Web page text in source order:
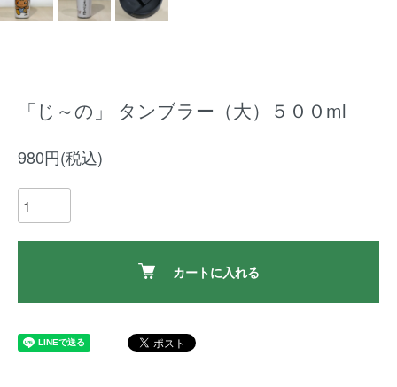
「じ～の」 タンブラー（大）５００ml
980円(税込)
カートに入れる